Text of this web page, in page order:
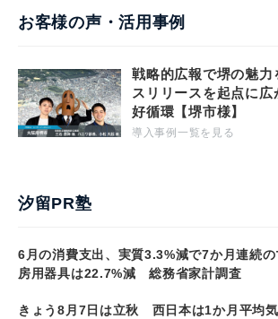
お客様の声・活用事例
戦略的広報で堺の魅力
スリリースを起点に広
好循環【堺市様】
導入事例一覧を見る
汐留PR塾
6月の消費支出、実質3.3%減で7か月連続
房用器具は22.7%減 総務省家計調査
きょう8月7日は立秋 西日本は1か月平均